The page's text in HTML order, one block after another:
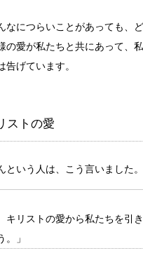
なにつらいことがあっても、
の愛が私たちと共にあって、
告げています。
ストの愛
という人は、こう言いました。
キリストの愛から私たちを引
。」